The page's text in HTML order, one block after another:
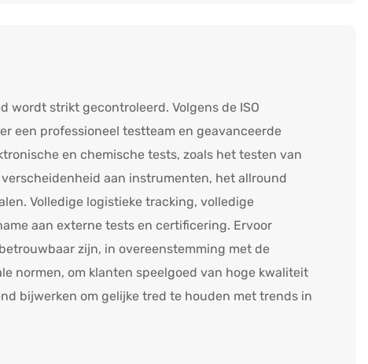
wordt strikt gecontroleerd. Volgens de ISO
een professioneel testteam en geavanceerde
en chemische tests, zoals het testen van
aan instrumenten, het allround
Volledige logistieke tracking, volledige
aan externe tests en certificering. Ervoor
zijn, in overeenstemming met de
normen, om klanten speelgoed van hoge kwaliteit
bijwerken om gelijke tred te houden met trends in